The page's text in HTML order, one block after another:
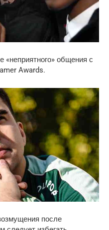
«неприятного» общения с
Awards.
после